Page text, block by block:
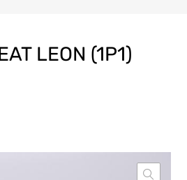
LEON (1P1)